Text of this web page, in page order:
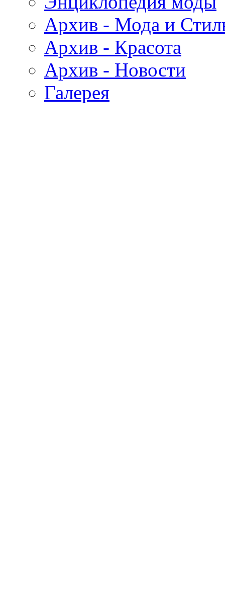
Архив - Мода и
Архив - Красота
Архив - Новости
Галерея